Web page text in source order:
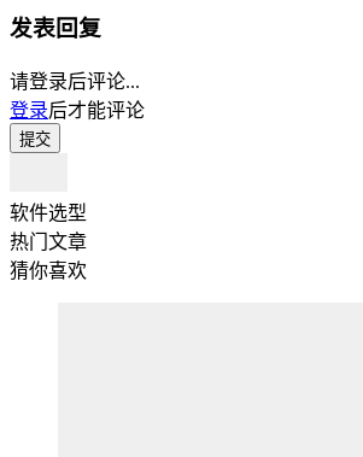
发表回复
请登录后评论...
登录后才能评论
提交
软件选型
热门文章
猜你喜欢